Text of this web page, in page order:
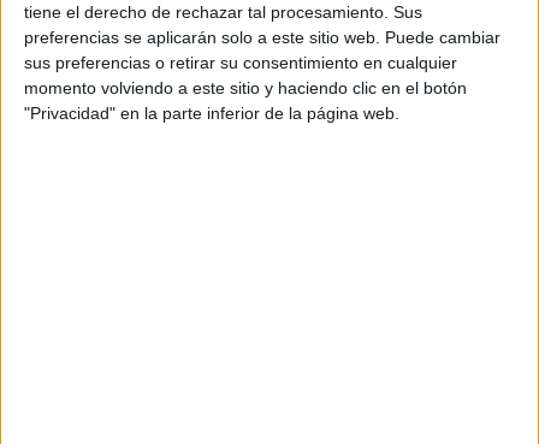
tiene el derecho de rechazar tal procesamiento. Sus
preferencias se aplicarán solo a este sitio web. Puede cambiar
sus preferencias o retirar su consentimiento en cualquier
momento volviendo a este sitio y haciendo clic en el botón
"Privacidad" en la parte inferior de la página web.
cuidada por Madame Adeline (Noémie Lvovsky
también lo acogerá a él en su casa mientras busca trabajo
como carpintero.